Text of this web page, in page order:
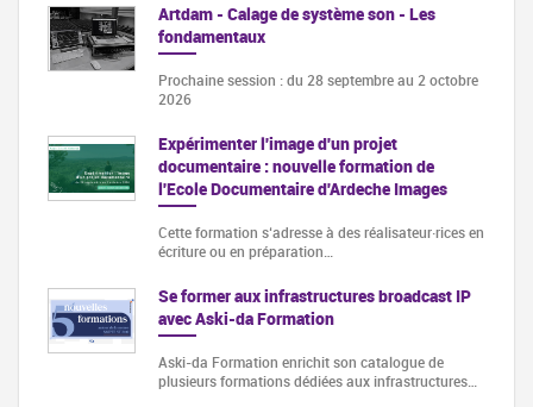
Artdam - Calage de système son - Les
fondamentaux
Prochaine session : du 28 septembre au 2 octobre
2026
Expérimenter l'image d'un projet
documentaire : nouvelle formation de
l'Ecole Documentaire d'Ardeche Images
Cette formation s‘adresse à des réalisateur·rices en
écriture ou en préparation…
Se former aux infrastructures broadcast IP
avec Aski-da Formation
Aski-da Formation enrichit son catalogue de
plusieurs formations dédiées aux infrastructures…